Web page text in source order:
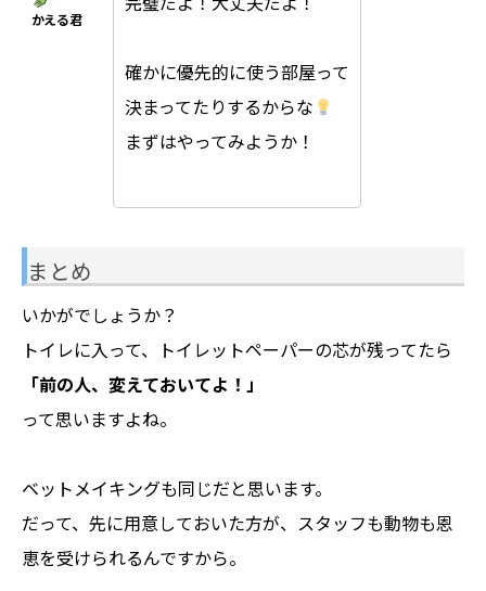
確かに優先的に使う部屋って
決まってたりするからな
まずはやってみようか！
まとめ
いかがでしょうか？
トイレに入って、トイレットペーパーの芯が残ってたら
「前の人、変えておいてよ！」
って思いますよね。
ベットメイキングも同じだと思います。
だって、先に用意しておいた方が、スタッフも動物も恩
恵を受けられるんですから。